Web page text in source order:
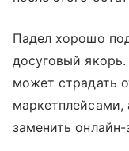
Падел хорошо
досуговый
может страдать
маркетплейсами,
заменить онлайн-